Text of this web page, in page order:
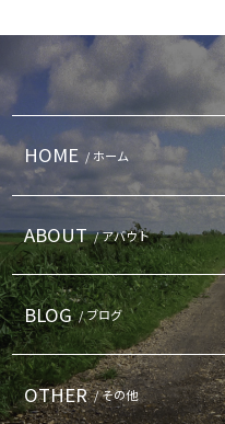
HOME / ホーム
ABOUT / アバウト
BLOG / ブログ
OTHER / その他